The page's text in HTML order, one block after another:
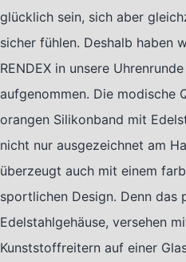
glücklich sein, sich aber
sicher fühlen. Deshalb haben
RENDEX in unsere
aufgenommen. Die modische
orangen Silikonband mit
nicht nur ausgezeichnet am
überzeugt auch mit einem
sportlichen Design. Denn das
Edelstahlgehäuse, versehen
Kunststoffreitern auf einer